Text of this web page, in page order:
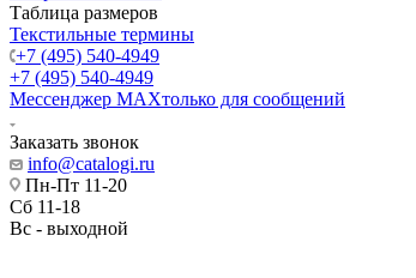
Таблица размеров
Текстильные термины
+7 (495) 540-4949
+7 (495) 540-4949
Мессенджер МАХтолько для сообщений
Заказать звонок
info@catalogi.ru
Пн-Пт 11-20
Сб 11-18
Вс - выходной